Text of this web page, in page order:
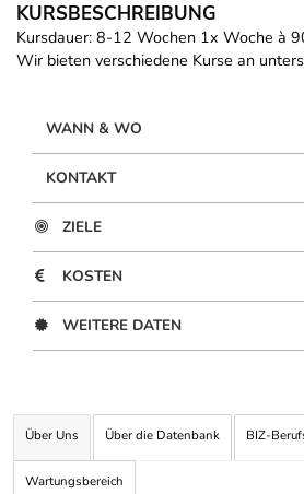
KURSBESCHREIBUNG
Kursdauer: 8-12 Wochen 1x Woche à
Wir bieten verschiedene Kurse an
WANN & WO
KONTAKT
ZIELE
KOSTEN
WEITERE DATEN
Über Uns Über die Datenbank BIZ-
Wartungsbereich